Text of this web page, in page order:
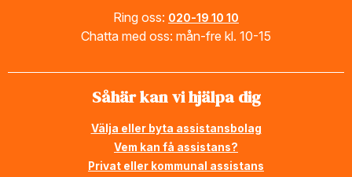
Ring oss: 020-19 10 10
Chatta med oss: mån-fre kl. 10-15
Såhär kan vi hjälpa dig
Välja eller byta assistansbolag
Vem kan få assistans?
Privat eller kommunal assistans